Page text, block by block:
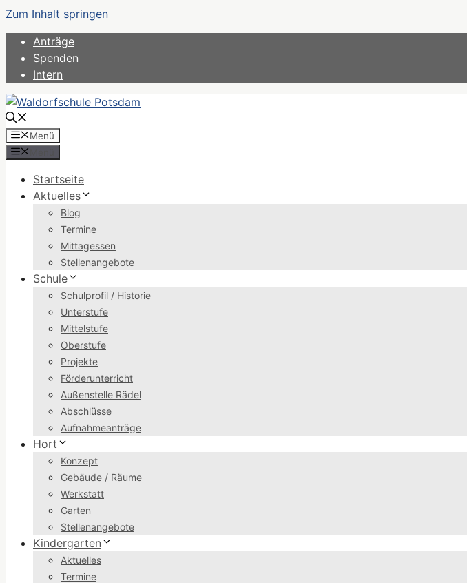
Zum Inhalt springen
Anträge
Spenden
Intern
Menü
Startseite
Aktuelles
Blog
Termine
Mittagessen
Stellenangebote
Schule
Schulprofil / Historie
Unterstufe
Mittelstufe
Oberstufe
Projekte
Förderunterricht
Außenstelle Rädel
Abschlüsse
Aufnahmeanträge
Hort
Konzept
Gebäude / Räume
Werkstatt
Garten
Stellenangebote
Kindergarten
Aktuelles
Termine